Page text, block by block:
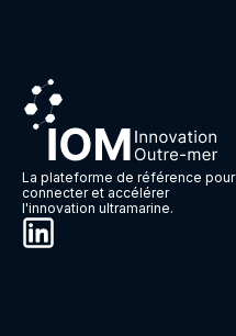
La plateforme de référence pour
connecter et accélérer
l'innovation ultramarine.